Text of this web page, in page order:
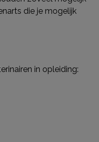
die je mogelijk
in opleiding: